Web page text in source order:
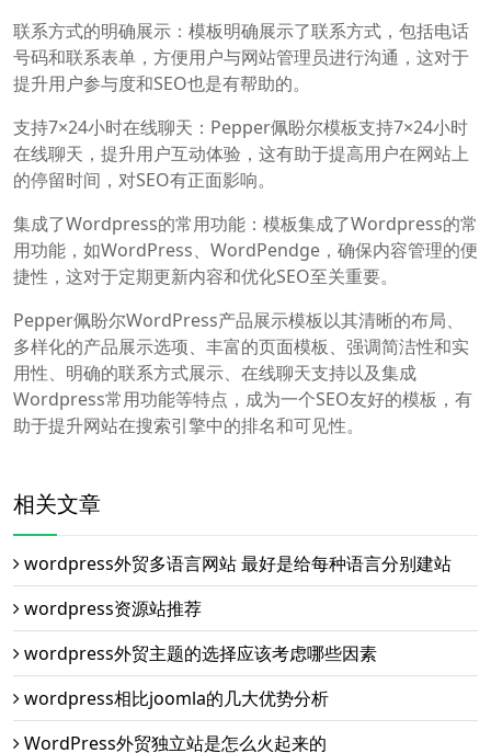
联系方式的明确展示：模板明确展示了联系方式，包括电话
号码和联系表单，方便用户与网站管理员进行沟通，这对于
提升用户参与度和SEO也是有帮助的。
支持7×24小时在线聊天：Pepper佩盼尔模板支持7×24小时
在线聊天，提升用户互动体验，这有助于提高用户在网站上
的停留时间，对SEO有正面影响。
集成了Wordpress的常用功能：模板集成了Wordpress的常
用功能，如WordPress、WordPendge，确保内容管理的便
捷性，这对于定期更新内容和优化SEO至关重要。
Pepper佩盼尔WordPress产品展示模板以其清晰的布局、
多样化的产品展示选项、丰富的页面模板、强调简洁性和实
用性、明确的联系方式展示、在线聊天支持以及集成
Wordpress常用功能等特点，成为一个SEO友好的模板，有
助于提升网站在搜索引擎中的排名和可见性。
相关文章
wordpress外贸多语言网站 最好是给每种语言分别建站
wordpress资源站推荐
wordpress外贸主题的选择应该考虑哪些因素
wordpress相比joomla的几大优势分析
WordPress外贸独立站是怎么火起来的